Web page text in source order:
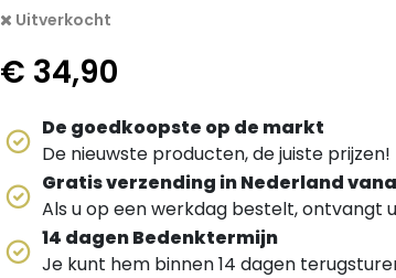
Uitverkocht
€ 34,90
De goedkoopste op de markt
De nieuwste producten, de juiste prijzen!
Gratis verzending in Nederland
Als u op een werkdag bestelt, ontvangt
14 dagen Bedenktermijn
Je kunt hem binnen 14 dagen